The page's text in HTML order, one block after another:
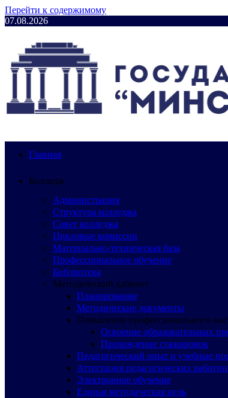
Перейти к содержимому
07.08.2026
Главная
Колледж
Администрация
Структура колледжа
Совет колледжа
Цикловые комиссии
Материально-техническая база
Профессиональное обучение
Библиотека
Методический кабинет
Планирование
Методические документы
Повышение профессионального
Освоение образовательных
Прохождение стажировок
Педагогический опыт и учебные
Аттестация педагогических
Электронное обучение
Единая методическая цель